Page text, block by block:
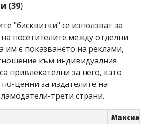
(39)
"бисквитки" се използват за
посетителите между отделни
им е показването на реклами,
към индивидуалния
привлекателни за него, като
ценни за издателите на
трети страни.